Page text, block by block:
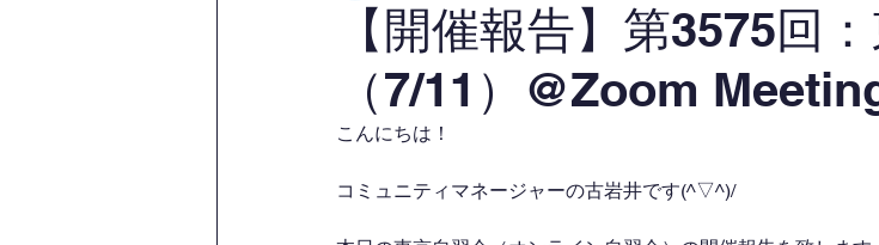
【開催報告】第3575回
（7/11）@Zoom
こんにちは！
コミュニティマネージャーの古岩井です(^▽^)/